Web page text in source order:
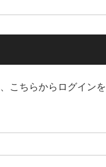
こちらからログインを